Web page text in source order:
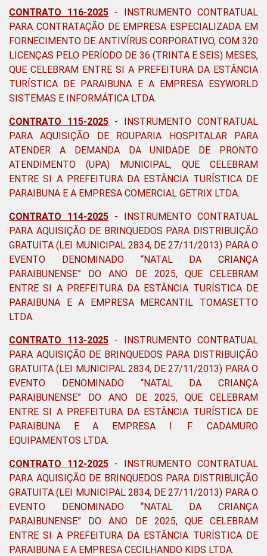
CONTRATO 116-2025 - INSTRUMENTO CONTRATUAL
PARA CONTRATAÇÃO DE EMPRESA ESPECIALIZADA EM
FORNECIMENTO DE ANTIVÍRUS CORPORATIVO, COM 320
LICENÇAS PELO PERÍODO DE 36 (TRINTA E SEIS) MESES,
QUE CELEBRAM ENTRE SI A PREFEITURA DA ESTÂNCIA
TURÍSTICA DE PARAIBUNA E A EMPRESA ESYWORLD
SISTEMAS E INFORMÁTICA LTDA.
CONTRATO 115-2025 - INSTRUMENTO CONTRATUAL
PARA AQUISIÇÃO DE ROUPARIA HOSPITALAR PARA
ATENDER A DEMANDA DA UNIDADE DE PRONTO
ATENDIMENTO (UPA) MUNICIPAL, QUE CELEBRAM
ENTRE SI A PREFEITURA DA ESTÂNCIA TURÍSTICA DE
PARAIBUNA E A EMPRESA COMERCIAL GETRIX LTDA.
CONTRATO 114-2025 - INSTRUMENTO CONTRATUAL
PARA AQUISIÇÃO DE BRINQUEDOS PARA DISTRIBUIÇÃO
GRATUITA (LEI MUNICIPAL 2834, DE 27/11/2013) PARA O
EVENTO DENOMINADO “NATAL DA CRIANÇA
PARAIBUNENSE” DO ANO DE 2025, QUE CELEBRAM
ENTRE SI A PREFEITURA DA ESTÂNCIA TURÍSTICA DE
PARAIBUNA E A EMPRESA MERCANTIL TOMASETTO
LTDA.
CONTRATO 113-2025 - INSTRUMENTO CONTRATUAL
PARA AQUISIÇÃO DE BRINQUEDOS PARA DISTRIBUIÇÃO
GRATUITA (LEI MUNICIPAL 2834, DE 27/11/2013) PARA O
EVENTO DENOMINADO “NATAL DA CRIANÇA
PARAIBUNENSE” DO ANO DE 2025, QUE CELEBRAM
ENTRE SI A PREFEITURA DA ESTÂNCIA TURÍSTICA DE
PARAIBUNA E A EMPRESA I. F. CADAMURO
EQUIPAMENTOS LTDA.
CONTRATO 112-2025 - INSTRUMENTO CONTRATUAL
PARA AQUISIÇÃO DE BRINQUEDOS PARA DISTRIBUIÇÃO
GRATUITA (LEI MUNICIPAL 2834, DE 27/11/2013) PARA O
EVENTO DENOMINADO “NATAL DA CRIANÇA
PARAIBUNENSE” DO ANO DE 2025, QUE CELEBRAM
ENTRE SI A PREFEITURA DA ESTÂNCIA TURÍSTICA DE
PARAIBUNA E A EMPRESA CECILHANDO KIDS LTDA.